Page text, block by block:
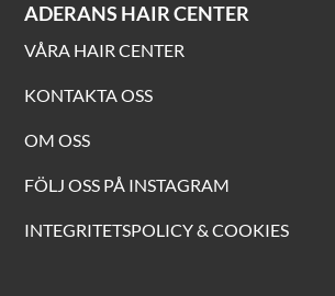
ADERANS HAIR CENTER
VÅRA HAIR CENTER
KONTAKTA OSS
OM OSS
FÖLJ OSS PÅ INSTAGRAM
INTEGRITETSPOLICY & COOKIES